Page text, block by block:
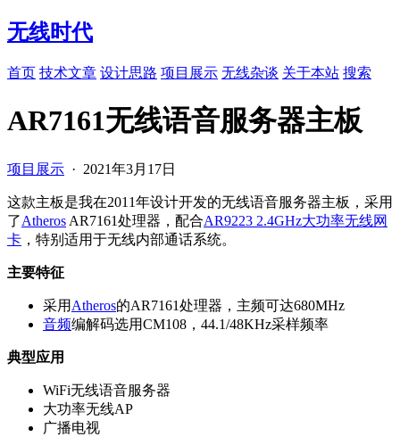
无线时代
首页 技术文章 设计思路 项目展示 无线杂谈 关于本站 搜索
AR7161无线语音服务器主板
项目展示 · 2021年3月17日
这款主板是我在2011年设计开发的无线语音服务器主板，采用
了Atheros AR7161处理器，配合AR9223 2.4GHz大功率无线网
卡 ，特别适用于无线内部通话系统。
主要特征
采用 Atheros的AR7161处理器，主频可达680MHz
音频编解码选用CM108，44.1/48KHz采样频率
典型应用
WiFi无线语音服务器
大功率无线AP
广播电视